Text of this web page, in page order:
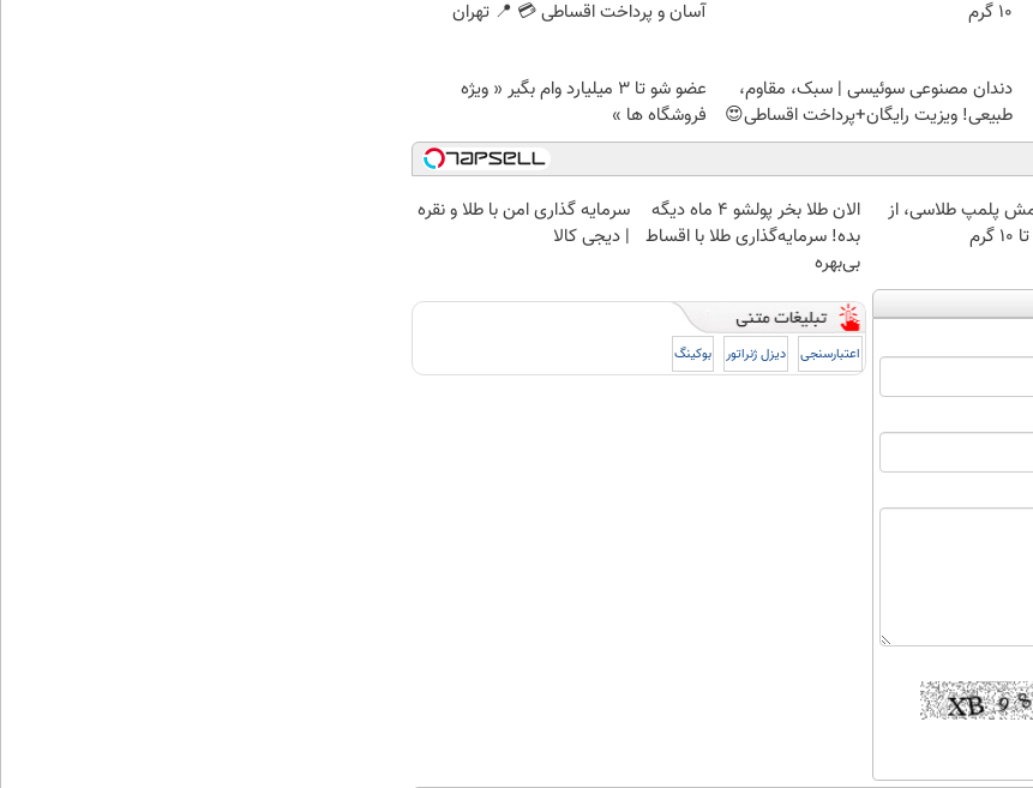
۱۰ گرم
آسان و پرداخت اقساطی 💳 📍 تهران
دندان مصنوعی سوئیسی | سبک، مقاوم،
طبیعی! ویزیت رایگان+پرداخت اقساطی😍
عضو شو تا 3 میلیارد وام بگیر « ویژه
فروشگاه ها »
پلمپ طلاسی، از
الان طلا بخر پولشو 4 ماه دیگه
بده! سرمایه‌گذاری طلا با اقساط
بی‌بهره
سرمایه گذاری امن با طلا و نقره
| دیجی کالا
اعتبارسنجی دیزل ژنراتور بوکینگ